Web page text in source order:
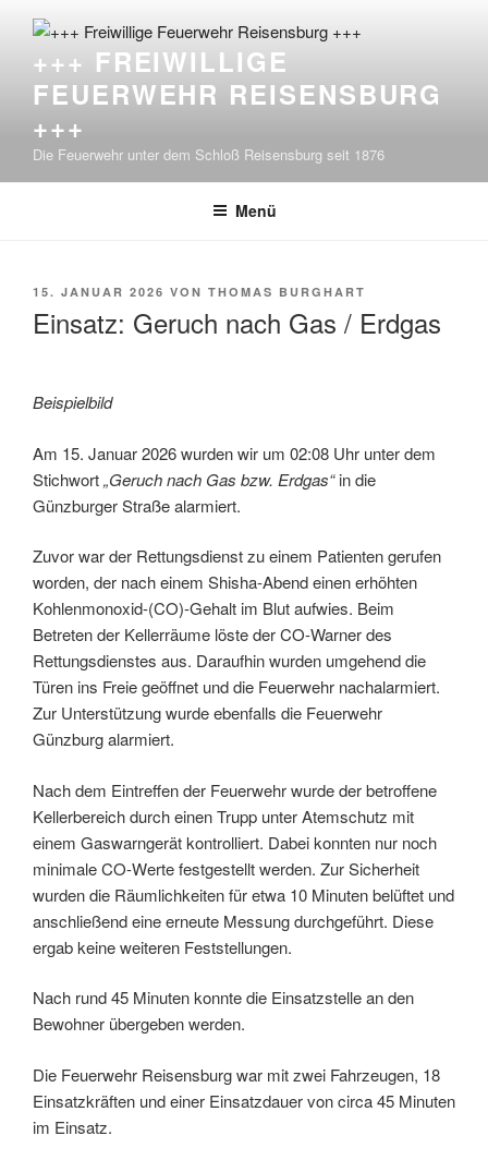
Inhalt
springen+++ FREIWILLIGE
FEUERWEHR REISENSBURG
+++
Die Feuerwehr unter dem Schloß Reisensburg seit 1876
Menü
VERÖFFENTLICHT
15. JANUAR 2026 VON THOMAS BURGHART
Einsatz: Geruch nach Gas / Erdgas
Beispielbild
Am 15. Januar 2026 wurden wir um 02:08 Uhr unter dem
Stichwort„Geruch nach Gas bzw. Erdgas“in die
Günzburger Straße alarmiert.
Zuvor war der Rettungsdienst zu einem Patienten gerufen
worden, der nach einem Shisha-Abend einen erhöhten
Kohlenmonoxid-(CO)-Gehalt im Blut aufwies. Beim
Betreten der Kellerräume löste der CO-Warner des
Rettungsdienstes aus. Daraufhin wurden umgehend die
Türen ins Freie geöffnet und die Feuerwehr nachalarmiert.
Zur Unterstützung wurde ebenfalls die Feuerwehr
Günzburgalarmiert.
Nach dem Eintreffen der Feuerwehr wurde der betroffene
Kellerbereich durch einen Trupp unter Atemschutz mit
einem Gaswarngerät kontrolliert. Dabei konnten nur noch
minimale CO-Werte festgestellt werden. Zur Sicherheit
wurden die Räumlichkeiten für etwa 10 Minuten belüftet und
anschließend eine erneute Messung durchgeführt. Diese
ergab keine weiteren Feststellungen.
Nach rund 45 Minuten konnte die Einsatzstelle an den
Bewohner übergeben werden.
Die Feuerwehr Reisensburg war mit zwei Fahrzeugen, 18
Einsatzkräften und einer Einsatzdauer von circa 45 Minuten
im Einsatz.